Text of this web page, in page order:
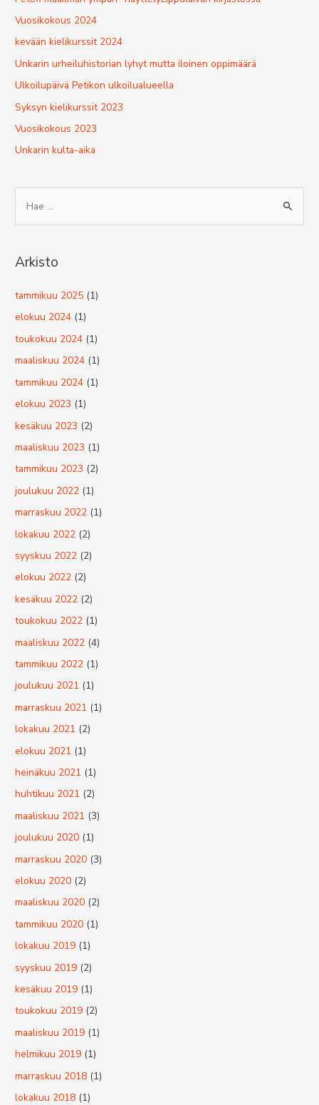
Vuosikokous 2024
kevään kielikurssit 2024
Unkarin urheiluhistorian lyhyt mutta iloinen oppimäärä
Ulkoilupäivä Petikon ulkoilualueella
Syksyn kielikurssit 2023
Vuosikokous 2023
Unkarin kulta-aika
h
Arkisto
tammikuu 2025 (1)
elokuu 2024 (1)
toukokuu 2024 (1)
maaliskuu 2024 (1)
tammikuu 2024 (1)
elokuu 2023 (1)
kesäkuu 2023 (2)
maaliskuu 2023 (1)
tammikuu 2023 (2)
joulukuu 2022 (1)
marraskuu 2022 (1)
lokakuu 2022 (2)
syyskuu 2022 (2)
elokuu 2022 (2)
kesäkuu 2022 (2)
toukokuu 2022 (1)
maaliskuu 2022 (4)
tammikuu 2022 (1)
joulukuu 2021 (1)
marraskuu 2021 (1)
lokakuu 2021 (2)
elokuu 2021 (1)
heinäkuu 2021 (1)
huhtikuu 2021 (2)
maaliskuu 2021 (3)
joulukuu 2020 (1)
marraskuu 2020 (3)
elokuu 2020 (2)
maaliskuu 2020 (2)
tammikuu 2020 (1)
lokakuu 2019 (1)
syyskuu 2019 (2)
kesäkuu 2019 (1)
toukokuu 2019 (2)
maaliskuu 2019 (1)
helmikuu 2019 (1)
marraskuu 2018 (1)
lokakuu 2018 (1)